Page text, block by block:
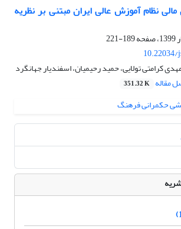
نظام آموزش عالی ایران مبتنی بر نظریه
189-221
کرامتی تولایی، حمید رحیمیان، اسفندیار جهانگرد
مقاله 351.32 K